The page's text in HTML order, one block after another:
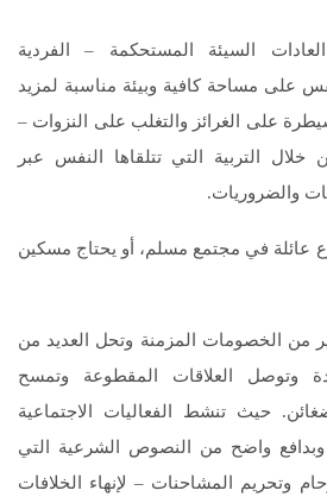
السيئة المستحكمة – الفردية
على مساحة كافية وبيئة مناسبة لمزيد
على الغرائز والتغلب على النزوات –
خلال التربية التي تتلقاها النفس عبر
والضروريات.
عائلة في مجتمع مسلم، أو يحتاج مسكين
من الخصومات المزمنة وتحل العديد من
وتوصل العلاقات المقطوعة وتمسح
حيث تنشط الفعاليات الاجتماعية
واضح من النصوص الشرعية التي
وتحريم المشاحنات – لإنهاء الخلافات